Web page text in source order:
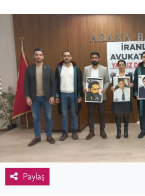
Paylaş
Eğitim
Kadın
Emek
Spor
Çocuk